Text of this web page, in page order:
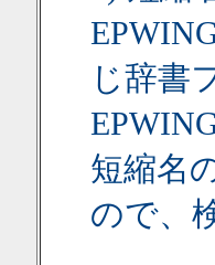
じ辞書
短縮名
ので、